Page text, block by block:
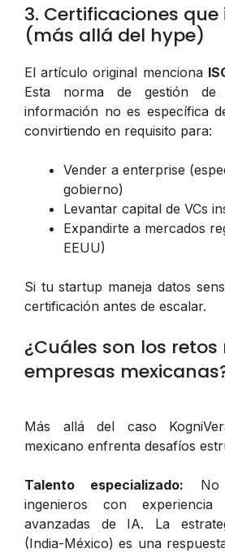
3. Certificaciones
(más allá del hype)
El artículo original menciona
Esta norma de gestión de
información no es específica
convirtiendo en requisito para:
Vender a enterprise
gobierno)
Levantar capital de VCs
Expandirte a mercados
EEUU)
Si tu startup maneja datos
certificación antes de escalar.
¿Cuáles son los
empresas
Más allá del caso
mexicano enfrenta desafíos
Talento especializado: No
ingenieros con experiencia
avanzadas de IA. La
(India-México) es una